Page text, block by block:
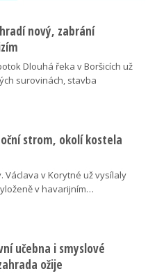
nový, zabrání
Dlouhá řeka v Boršicích už
surovinách, stavba
strom, okolí kostela
Václava v Korytné už vysílaly
v havarijním…
učebna i smyslové
ožije